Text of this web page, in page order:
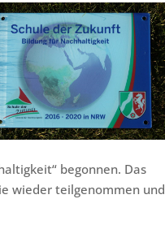
begonnen. Das
wieder teilgenommen und